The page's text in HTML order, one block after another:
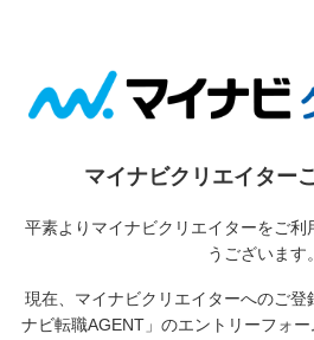
マイナビクリエイター
平素よりマイナビクリエイターをご利
うございます。
現在、マイナビクリエイターへのご登
ナビ転職AGENT」のエントリーフォ